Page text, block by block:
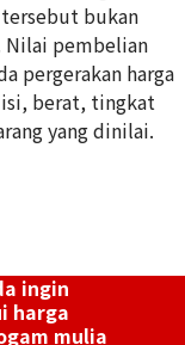
tersebut bukan
Nilai pembelian
pergerakan harga
berat, tingkat
yang dinilai.
ingin
harga
mulia